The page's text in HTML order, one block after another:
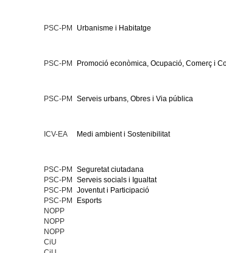
PSC-PM Urbanisme i Habitatge
PSC-PM Promoció econòmica, Ocupació, Comerç i
PSC-PM Serveis urbans, Obres i Via pública
ICV-EA Medi ambient i Sostenibilitat
PSC-PM
Seguretat ciutadana
PSC-PM
Serveis socials i Igualtat
PSC-PM
Joventut i Participació
PSC-PM
Esports
NOPP
NOPP
NOPP
CiU